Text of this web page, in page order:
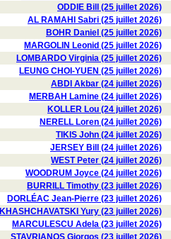
ODDIE Bill (25 juillet 2026)
AL RAMAHI Sabri (25 juillet 2026)
BOHR Daniel (25 juillet 2026)
MARGOLIN Leonid (25 juillet 2026)
LOMBARDO Virginia (25 juillet 2026)
LEUNG CHOI-YUEN (25 juillet 2026)
ABDI Akbar (24 juillet 2026)
MERBAH Lamine (24 juillet 2026)
KOLLER Lou (24 juillet 2026)
NERELL Loren (24 juillet 2026)
TIKIS John (24 juillet 2026)
JERSEY Bill (24 juillet 2026)
WEST Peter (24 juillet 2026)
WOODRUM Joyce (24 juillet 2026)
BURRILL Timothy (23 juillet 2026)
DORLÉAC Jean-Pierre (23 juillet 2026)
KHASHCHAVATSKI Yury (23 juillet 2026)
MARCULESCU Adela (23 juillet 2026)
STAVRIANOS Giorgos (23 juillet 2026)